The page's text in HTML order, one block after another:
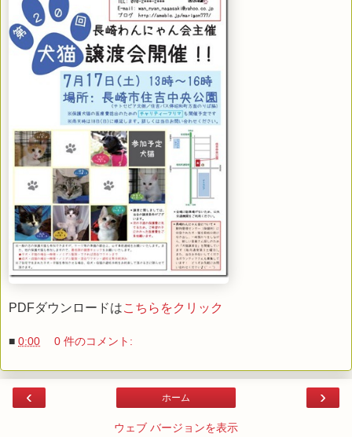
PDFダウンロードはこちらをクリック
■ 0:00 0 件のコメント:
‹ ›
ホーム
ウェブ バージョンを表示